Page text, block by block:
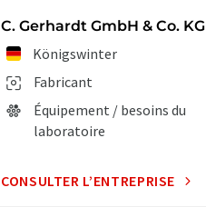
C. Gerhardt GmbH & Co. KG
Königswinter
Fabricant
Équipement / besoins du
laboratoire
CONSULTER L’ENTREPRISE